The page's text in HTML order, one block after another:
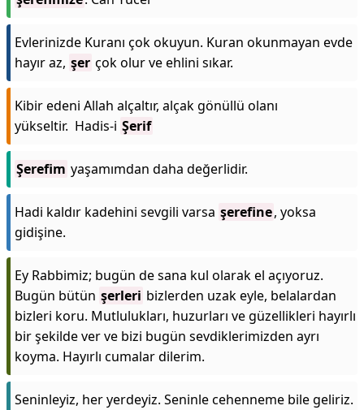
Evlerinizde Kuranı çok okuyun. Kuran okunmayan evde
hayır az, şer çok olur ve ehlini sıkar.
Kibir edeni Allah alçaltır, alçak gönüllü olanı
yükseltir. Hadis-i Şerif
Şerefim yaşamımdan daha değerlidir.
Hadi kaldır kadehini sevgili varsa şerefine, yoksa
gidişine.
Ey Rabbimiz; bugün de sana kul olarak el açıyoruz.
Bugün bütün şerleri bizlerden uzak eyle, belalardan
bizleri koru. Mutlulukları, huzurları ve güzellikleri hayırlı
bir şekilde ver ve bizi bugün sevdiklerimizden ayrı
koyma. Hayırlı cumalar dilerim.
Seninleyiz, her yerdeyiz. Seninle cehenneme bile geliriz.